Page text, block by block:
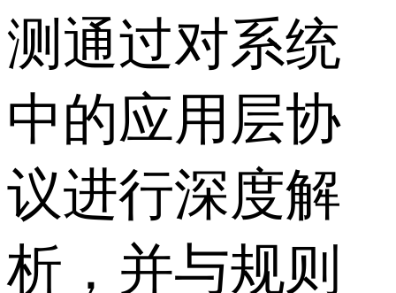
测通过对系统
中的应用层协
议进行深度解
析，并与规则